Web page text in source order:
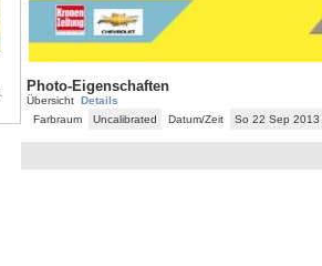
Photo-Eigenschaften
Übersicht Details
Farbraum
Uncalibrated Datum/Zeit So 22 Sep